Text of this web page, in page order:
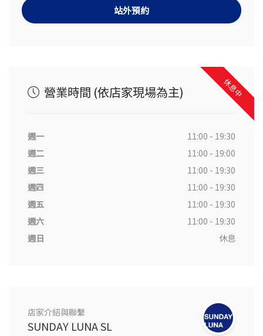
站外預約
休息中
營業時間 (依店家現場為主)
週一
11:00 - 19:30
週二
11:00 - 19:00
週三
11:00 - 19:30
週四
11:00 - 19:30
週五
11:00 - 19:30
週六
11:00 - 19:30
週日
休息
店家介紹與聯繫
SUNDAY LUNA SL